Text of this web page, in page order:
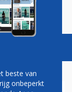
Vacatures
beste van
onbeperkt